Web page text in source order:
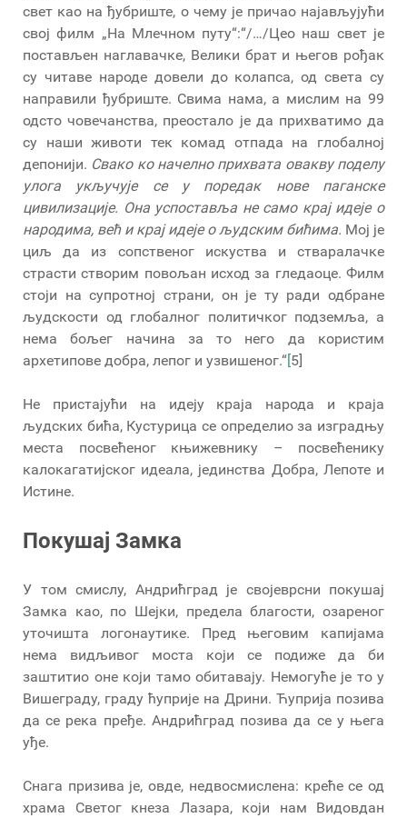
свет као на ђубриште, о чему је причао најављујући
свој филм „На Млечном путу“:“/…/Цео наш свет је
постављен наглавачке, Велики брат и његов рођак
су читаве народе довели до колапса, од света су
направили ђубриште. Свима нама, а мислим на 99
одсто човечанства, преостало је да прихватимо да
су наши животи тек комад отпада на глобалној
депонији. Свако ко начелно прихвата овакву поделу
улога укључује се у поредак нове паганске
цивилизације. Она успоставља не само крај идеје о
народима, већ и крај идеје о људским бићима. Мој је
циљ да из сопственог искуства и стваралачке
страсти створим повољан исход за гледаоце. Филм
стоји на супротној страни, он је ту ради одбране
људскости од глобалног политичког подземља, а
нема бољег начина за то него да користим
архетипове добра, лепог и узвишеног.“[5]
Не пристајући на идеју краја народа и краја
људских бића, Кустурица се определио за изградњу
места посвећеног књижевнику – посвећенику
калокагатијског идеала, јединства Добра, Лепоте и
Истине.
Покушај Замка
У том смислу, Андрићград је својеврсни покушај
Замка као, по Шејки, предела благости, озареног
уточишта логонаутике. Пред његовим капијама
нема видљивог моста који се подиже да би
заштитио оне који тамо обитавају. Немогуће је то у
Вишеграду, граду ћуприје на Дрини. Ћуприја позива
да се река пређе. Андрићград позива да се у њега
уђе.
Снага призива је, овде, недвосмислена: креће се од
храма Светог кнеза Лазара, који нам Видовдан